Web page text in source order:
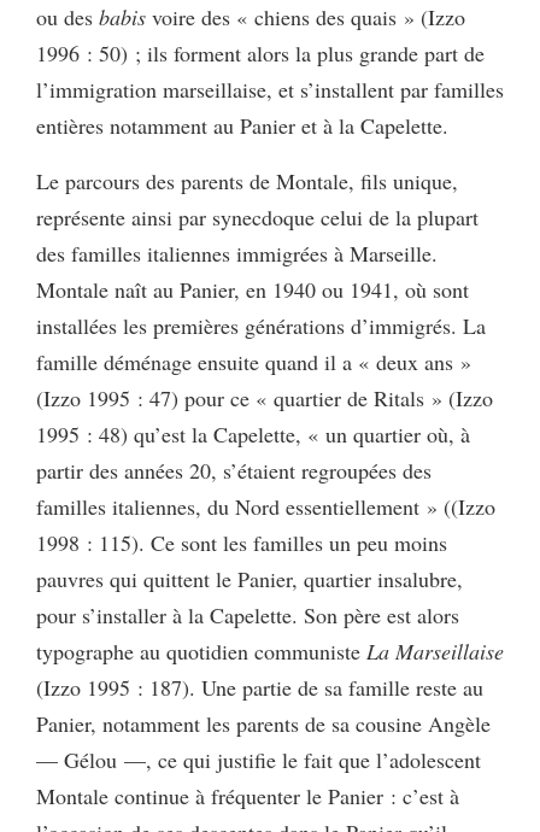
ou des babis voire des « chiens des quais » (Izzo
1996 : 50) ; ils forment alors la plus grande part de
l’immigration marseillaise, et s’installent par familles
entières notamment au Panier et à la Capelette.
Le parcours des parents de Montale, fils unique,
représente ainsi par synecdoque celui de la plupart
des familles italiennes immigrées à Marseille.
Montale naît au Panier, en 1940 ou 1941, où sont
installées les premières générations d’immigrés. La
famille déménage ensuite quand il a « deux ans »
(Izzo 1995 : 47) pour ce « quartier de Ritals » (Izzo
1995 : 48) qu’est la Capelette, « un quartier où, à
partir des années 20, s’étaient regroupées des
familles italiennes, du Nord essentiellement » ((Izzo
1998 : 115). Ce sont les familles un peu moins
pauvres qui quittent le Panier, quartier insalubre,
pour s’installer à la Capelette. Son père est alors
typographe au quotidien communiste La Marseillaise
(Izzo 1995 : 187). Une partie de sa famille reste au
Panier, notamment les parents de sa cousine Angèle
— Gélou —, ce qui justifie le fait que l’adolescent
Montale continue à fréquenter le Panier : c’est à